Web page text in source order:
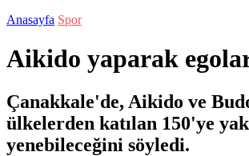
Anasayfa Spor
Aikido yaparak
Çanakkale'de, Aikido ve
ülkelerden katılan 150'ye
yenebileceğini söyledi.